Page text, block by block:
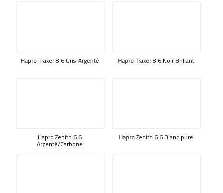
Hapro Traxer 8.6 Gris-Argenté Hapro Traxer 8.6 Noir Brillant
Hapro Zenith 6.6
Argenté/Carbone
Hapro Zenith 6.6 Blanc pure